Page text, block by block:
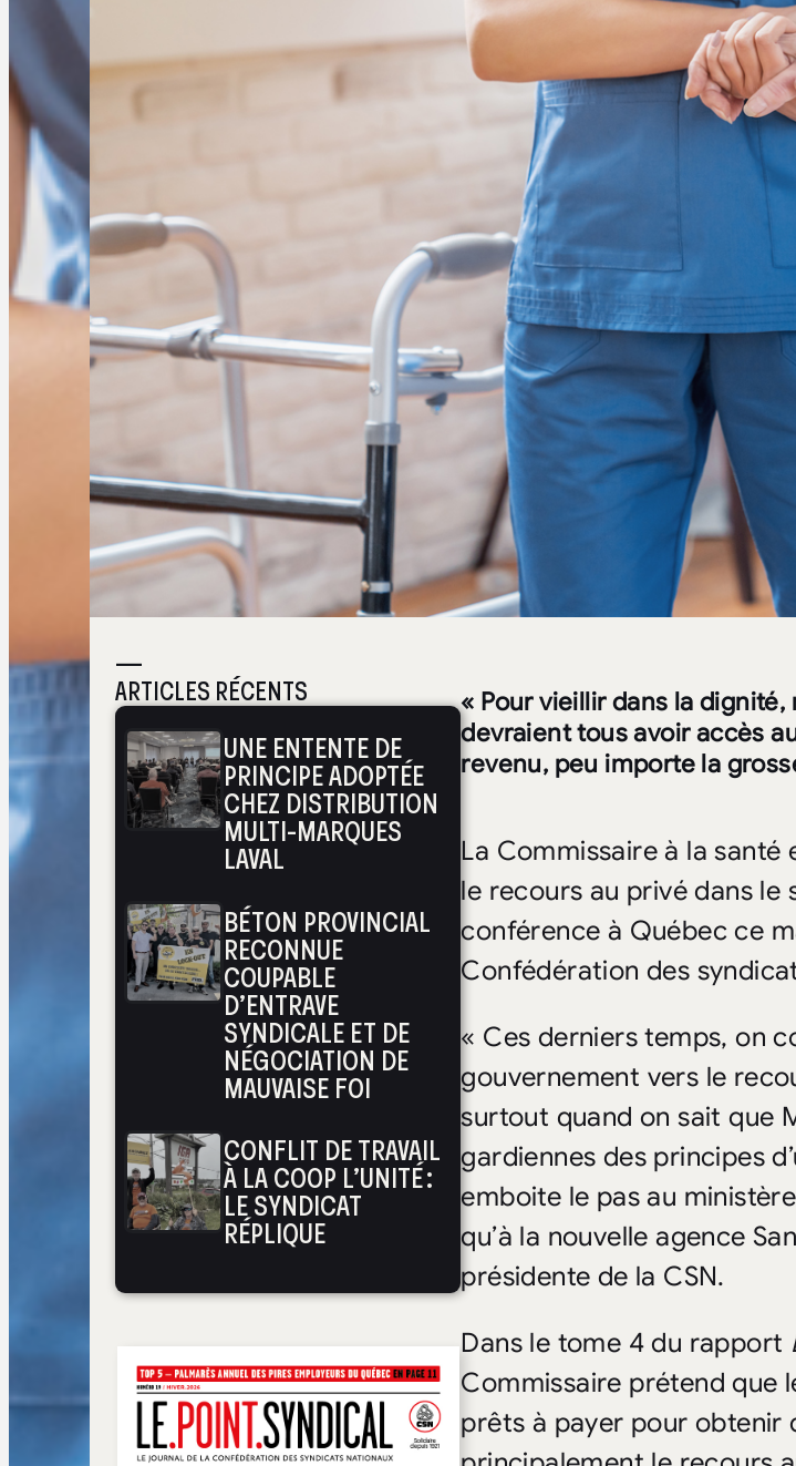
—
ARTICLES RÉCENTS
UNE ENTENTE DE
PRINCIPE ADOPTÉE
CHEZ DISTRIBUTION
MULTI-MARQUES
LAVAL
BÉTON PROVINCIAL
RECONNUE
COUPABLE
D’ENTRAVE
SYNDICALE ET DE
NÉGOCIATION DE
MAUVAISE FOI
CONFLIT DE TRAVAIL
À LA COOP L’UNITÉ :
LE SYNDICAT
RÉPLIQUE
« Pour vieillir dans la
devraient tous avoir accès
revenu, peu importe la
La Commissaire à la
le recours au privé dans le
conférence à Québec ce
Confédération des
« Ces derniers temps, on
gouvernement vers le
surtout quand on sait que
gardiennes des principes
emboite le pas au
qu’à la nouvelle agence
présidente de la CSN.
Dans le tome 4 du rapport
Commissaire prétend que
prêts à payer pour obtenir